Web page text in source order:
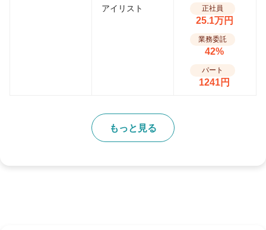
アイリスト 正社員
25.1万円
業務委託
42%
パート
1241円
もっと見る